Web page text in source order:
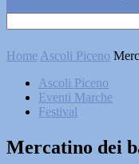
Home Ascoli Piceno
Ascoli Piceno
Eventi Marche
Festival
Mercatino dei